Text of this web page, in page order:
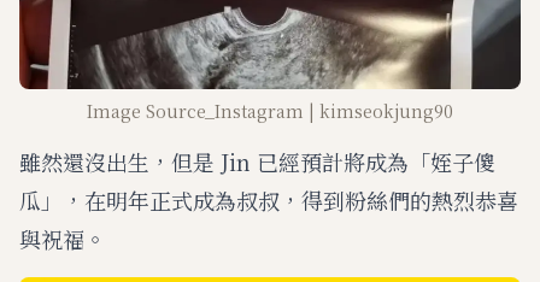
Image Source_Instagram | kimseokjung90
雖然還沒出生，但是 Jin 已經預計將成為「姪子傻
瓜」，在明年正式成為叔叔，得到粉絲們的熱烈恭喜
與祝福。